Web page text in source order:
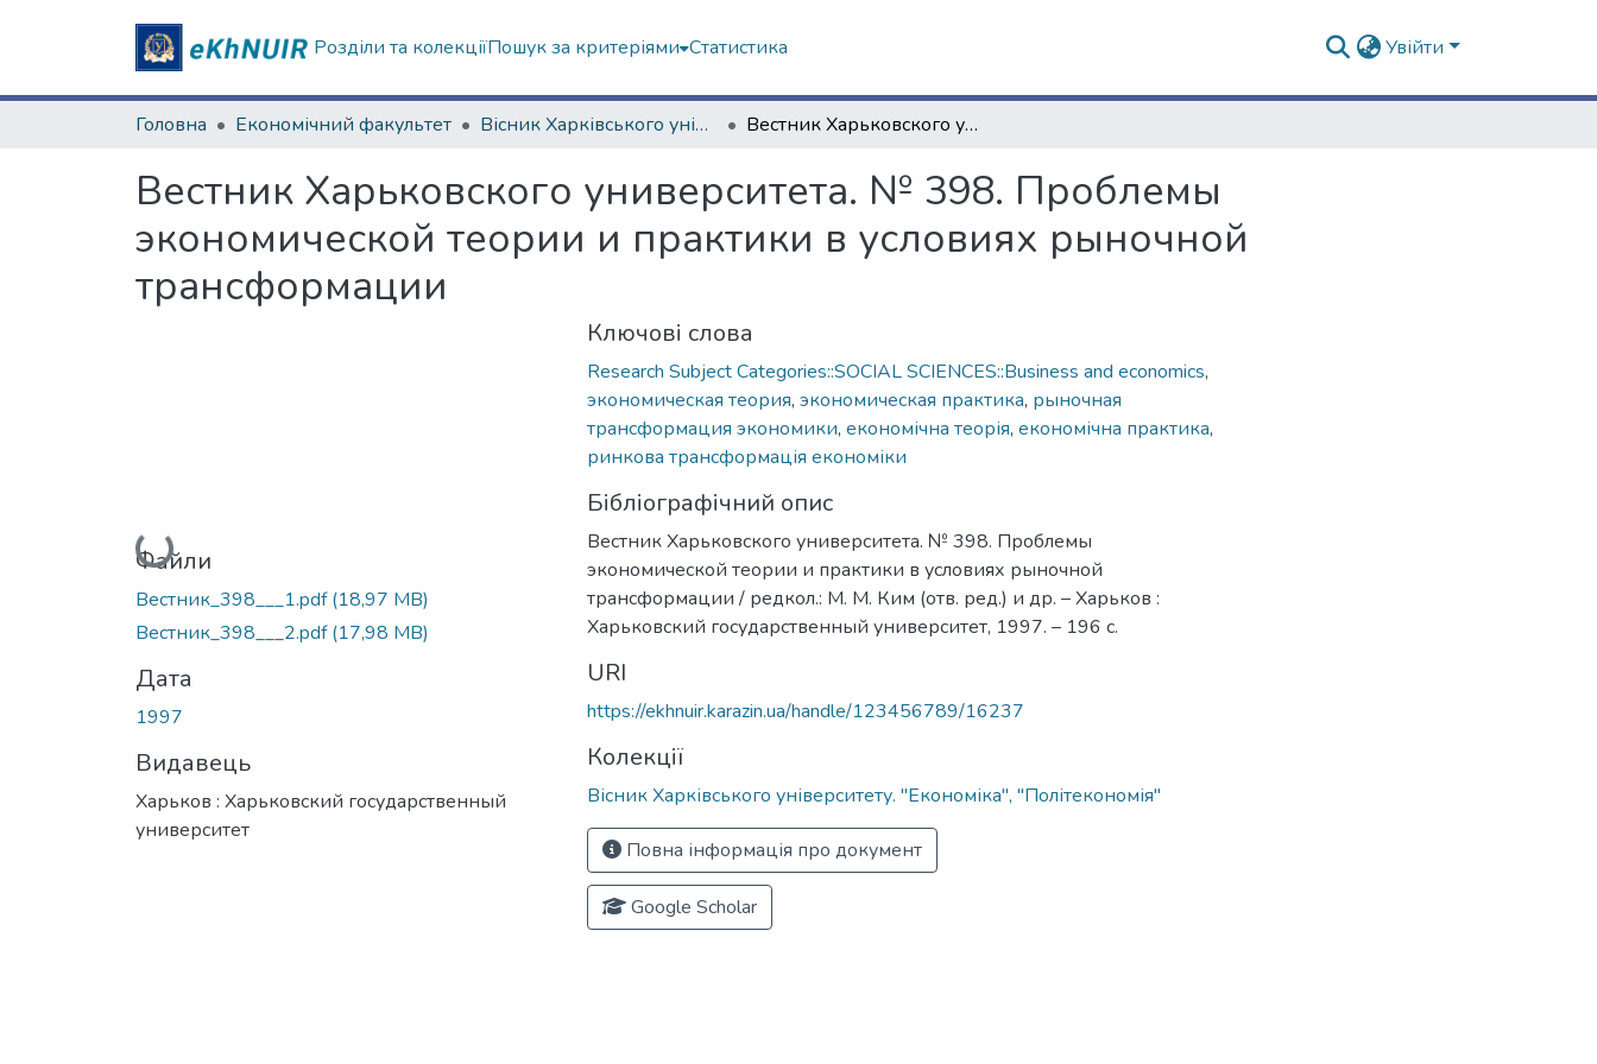
Розділи та колекціїПошук за критеріями Статистика Увійти
Головна Економічний факультет Вісник Харківського університету. "Економіка", "Політекономія" Вестник Харьковского университета. № 398. Проблемы экономической теории и практики в условиях рыночной трансформации
Вестник Харьковского университета. № 398. Проблемы
экономической теории и практики в условиях рыночной
трансформации
Вантажиться...
Файли
Вестник_398___1.pdf(18,97 MB)
Вестник_398___2.pdf(17,98 MB)
Дата
1997
Видавець
Харьков : Харьковский государственный
университет
Ключові слова
Research Subject Categories::SOCIAL SCIENCES::Business and economics,
экономическая теория, экономическая практика, рыночная
трансформация экономики, економічна теорія, економічна практика,
ринкова трансформація економіки
Бібліографічний опис
Вестник Харьковского университета. № 398. Проблемы
экономической теории и практики в условиях рыночной
трансформации / редкол.: М. М. Ким (отв. ред.) и др. – Харьков :
Харьковский государственный университет, 1997. – 196 с.
URI
https://ekhnuir.karazin.ua/handle/123456789/16237
Колекції
Вісник Харківського університету. "Економіка", "Політекономія"
Повна інформація про документ
Google Scholar